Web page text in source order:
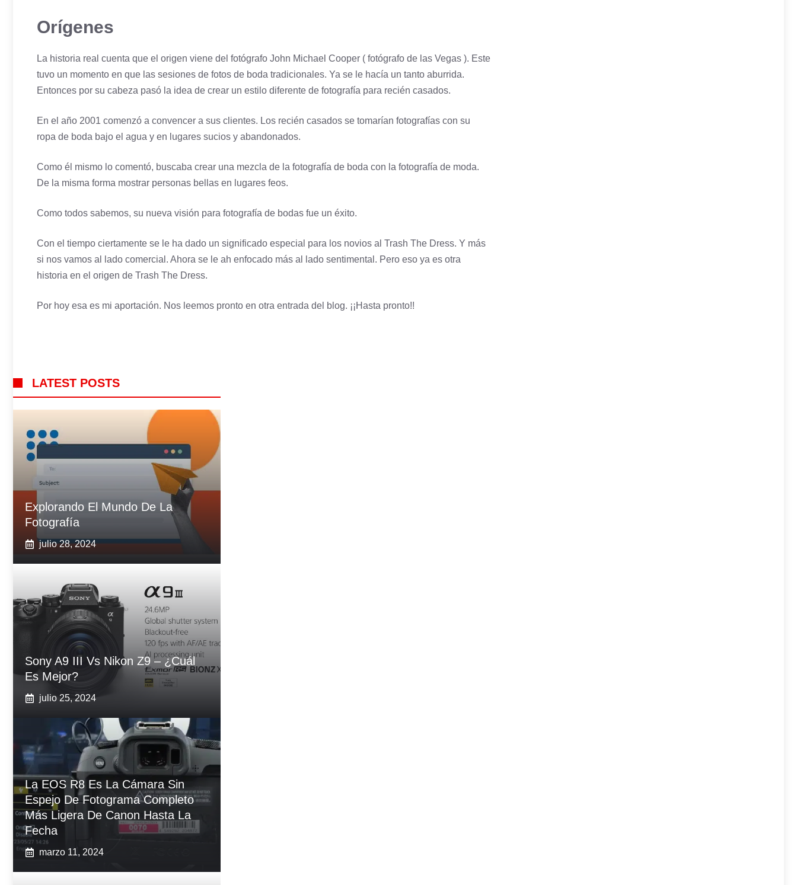
Orígenes
La historia real cuenta que el origen viene del fotógrafo John Michael Cooper ( fotógrafo de las Vegas ). Este
tuvo un momento en que las sesiones de fotos de boda tradicionales. Ya se le hacía un tanto aburrida.
Entonces por su cabeza pasó la idea de crear un estilo diferente de fotografía para recién casados.
En el año 2001 comenzó a convencer a sus clientes. Los recién casados se tomarían fotografías con su
ropa de boda bajo el agua y en lugares sucios y abandonados.
Como él mismo lo comentó, buscaba crear una mezcla de la fotografía de boda con la fotografía de moda.
De la misma forma mostrar personas bellas en lugares feos.
Como todos sabemos, su nueva visión para fotografía de bodas fue un éxito.
Con el tiempo ciertamente se le ha dado un significado especial para los novios al Trash The Dress. Y más
si nos vamos al lado comercial. Ahora se le ah enfocado más al lado sentimental. Pero eso ya es otra
historia en el origen de Trash The Dress.
Por hoy esa es mi aportación. Nos leemos pronto en otra entrada del blog. ¡¡Hasta pronto!!
LATEST POSTS
Explorando El Mundo De La
Fotografía
julio 28, 2024
Sony A9 III Vs‌ Nikon Z9 – ¿Cuál
Es Mejor?
julio 25, 2024
La EOS R8 Es La Cámara Sin
Espejo De Fotograma Completo
Más Ligera De Canon Hasta La
Fecha
marzo 11, 2024